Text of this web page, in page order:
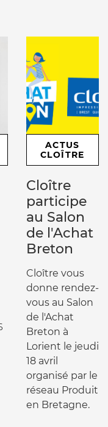
ACTUS
CLOÎTRE
Cloître
participe
au Salon
de l'Achat
Breton
Cloître vous
donne rendez-
vous au Salon
de l'Achat
Breton à
Lorient le jeudi
18 avril
organisé par le
réseau Produit
en Bretagne.